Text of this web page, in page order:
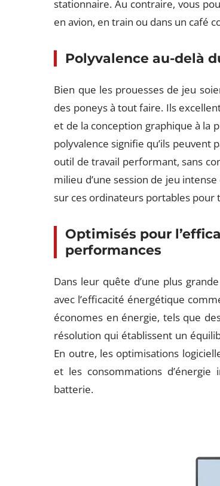
stationnaire. Au contraire, vous
en avion, en train ou dans un café
Polyvalence au-delà
Bien que les prouesses de jeu
des poneys à tout faire. Ils
et de la conception graphique à la
polyvalence signifie qu’ils peuvent
outil de travail performant, sans
milieu d’une session de jeu
sur ces ordinateurs portables pour
Optimisés pour
performances
Dans leur quête d’une plus
avec l’efficacité énergétique
économes en énergie, tels que
résolution qui établissent un
En outre, les optimisations
et les consommations
batterie.